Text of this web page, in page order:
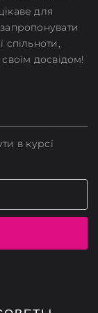
для
спільноти,
досвідом!
в курсі